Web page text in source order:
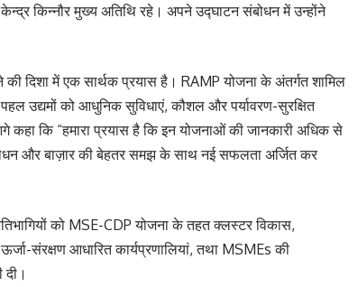
किन्नौर मुख्य अतिथि रहे। अपने उद्घाटन संबोधन में उन्होंने
की दिशा में एक सार्थक प्रयास है। RAMP योजना के अंतर्गत शामिल
उद्यमों को आधुनिक सुविधाएं, कौशल और पर्यावरण-सुरक्षित
कहा कि “हमारा प्रयास है कि इन योजनाओं की जानकारी अधिक से
और बाज़ार की बेहतर समझ के साथ नई सफलता अर्जित कर
को MSE-CDP योजना के तहत क्लस्टर विकास,
संरक्षण आधारित कार्यप्रणालियां, तथा MSMEs की
दी।